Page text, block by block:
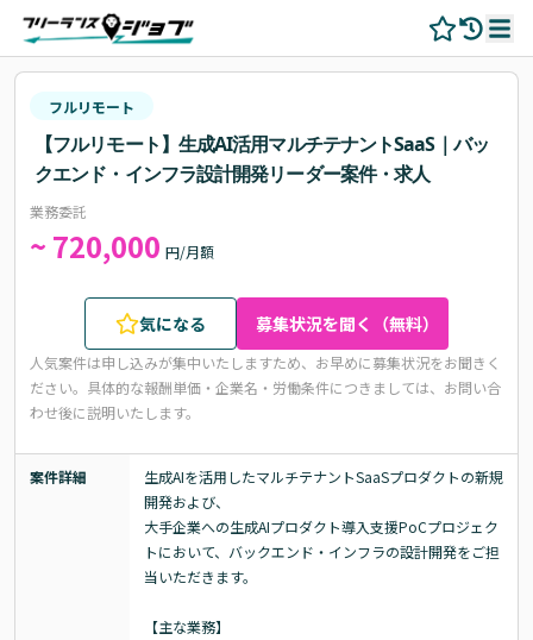
フルリモート
【フルリモート】生成AI活用マルチテナントSaaS｜バッ
クエンド・インフラ設計開発リーダー案件・求人
業務委託
~ 720,000 円/月額
気になる 募集状況を聞く（無料）
人気案件は申し込みが集中いたしますため、お早めに募集状況をお聞きく
ださい。 具体的な報酬単価・企業名・労働条件につきましては、お問い合
わせ後に説明いたします。
案件詳細
生成AIを活用したマルチテナントSaaSプロダクトの新規
開発および、
大手企業への生成AIプロダクト導入支援PoCプロジェク
トにおいて、バックエンド・インフラの設計開発をご担
当いただきます。
【主な業務】